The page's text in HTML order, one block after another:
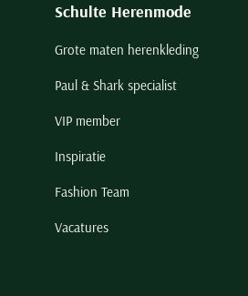
Schulte Herenmode
Grote maten herenkleding
Paul & Shark specialist
VIP member
Inspiratie
Fashion Team
Vacatures